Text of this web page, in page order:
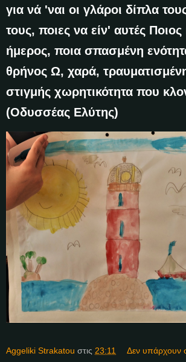
για νά 'ναι οι γλάροι δίπλα
τους, ποιες να είν' αυτές
ήμερος, ποια σπασμένη
θρήνος Ω, χαρά,
στιγμής χωρητικότητα που
(Οδυσσέας Ελύτης)
Aggeliki Strakatou στις 23:11 Δεν υπάρχουν